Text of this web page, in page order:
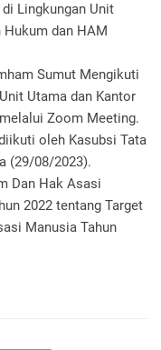
Lingkungan Unit
Hukum dan HAM
Sumut Mengikuti
Utama dan Kantor
Zoom Meeting.
oleh Kasubsi Tata
(29/08/2023).
Dan Hak Asasi
2022 tentang Target
Manusia Tahun